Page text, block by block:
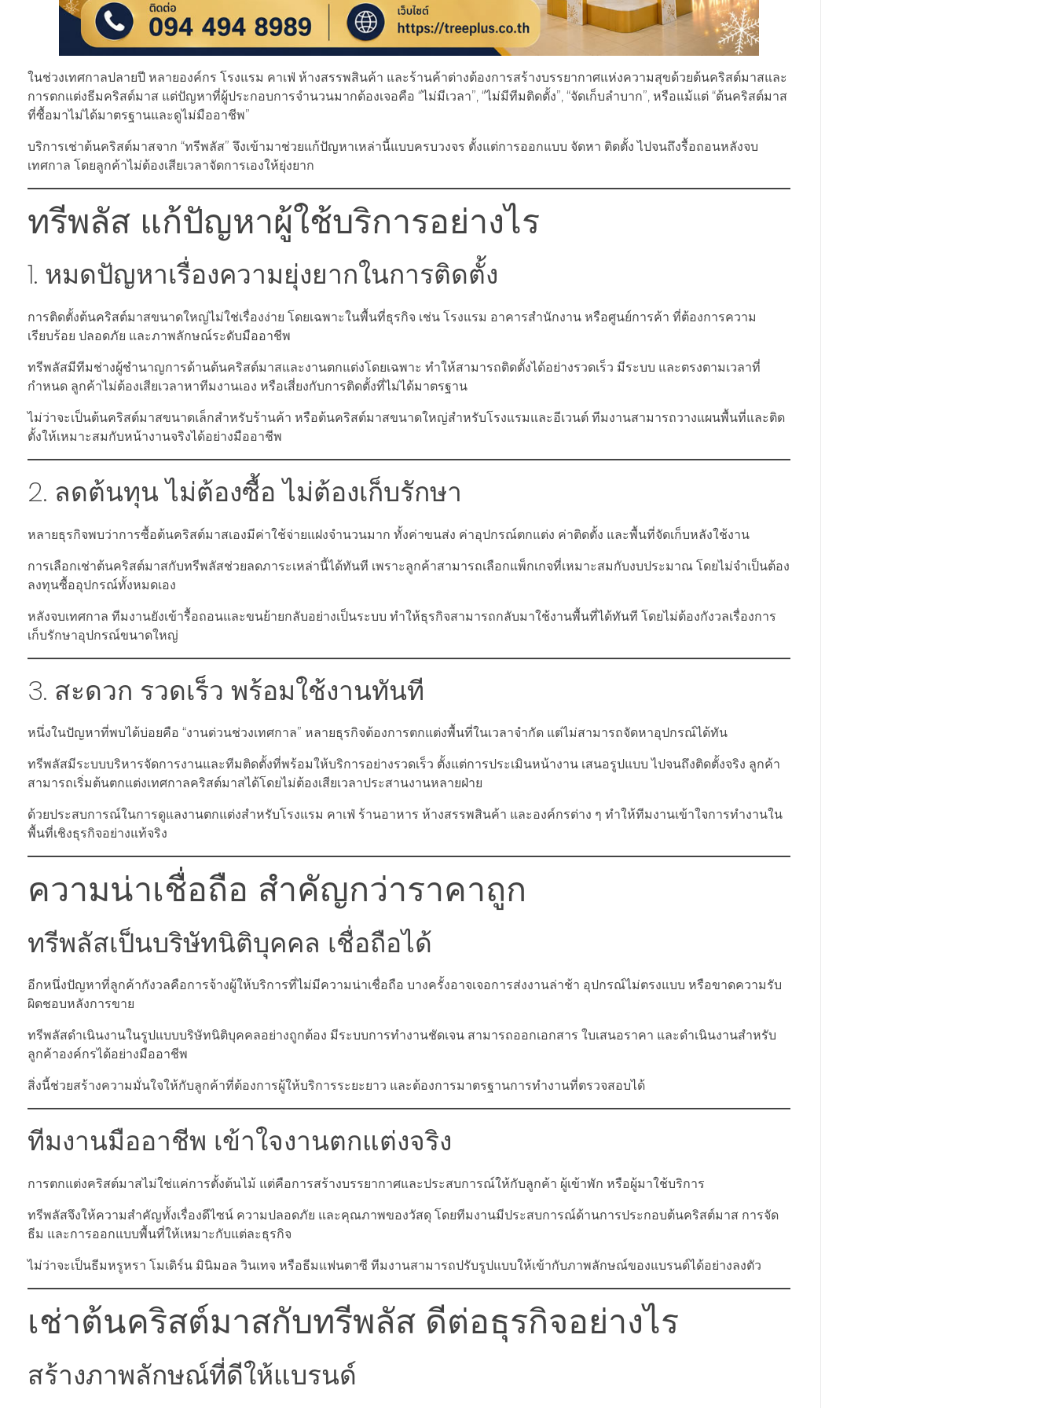
ในช่วงเทศกาลปลายปี หลายองค์กร โรงแรม คาเฟ่ ห้างสรรพสินค้า และร้านค้าต่างต้องการสร้างบรรยากาศแห่งความสุขด้วยต้นคริสต์มาสและ
การตกแต่งธีมคริสต์มาส แต่ปัญหาที่ผู้ประกอบการจำนวนมากต้องเจอคือ “ไม่มีเวลา”, “ไม่มีทีมติดตั้ง”, “จัดเก็บลำบาก”, หรือแม้แต่ “ต้นคริสต์มาส
ที่ซื้อมาไม่ได้มาตรฐานและดูไม่มืออาชีพ”
บริการเช่าต้นคริสต์มาสจาก “ทรีพลัส” จึงเข้ามาช่วยแก้ปัญหาเหล่านี้แบบครบวงจร ตั้งแต่การออกแบบ จัดหา ติดตั้ง ไปจนถึงรื้อถอนหลังจบ
เทศกาล โดยลูกค้าไม่ต้องเสียเวลาจัดการเองให้ยุ่งยาก
ทรีพลัส แก้ปัญหาผู้ใช้บริการอย่างไร
1. หมดปัญหาเรื่องความยุ่งยากในการติดตั้ง
การติดตั้งต้นคริสต์มาสขนาดใหญ่ไม่ใช่เรื่องง่าย โดยเฉพาะในพื้นที่ธุรกิจ เช่น โรงแรม อาคารสำนักงาน หรือศูนย์การค้า ที่ต้องการความ
เรียบร้อย ปลอดภัย และภาพลักษณ์ระดับมืออาชีพ
ทรีพลัสมีทีมช่างผู้ชำนาญการด้านต้นคริสต์มาสและงานตกแต่งโดยเฉพาะ ทำให้สามารถติดตั้งได้อย่างรวดเร็ว มีระบบ และตรงตามเวลาที่
กำหนด ลูกค้าไม่ต้องเสียเวลาหาทีมงานเอง หรือเสี่ยงกับการติดตั้งที่ไม่ได้มาตรฐาน
ไม่ว่าจะเป็นต้นคริสต์มาสขนาดเล็กสำหรับร้านค้า หรือต้นคริสต์มาสขนาดใหญ่สำหรับโรงแรมและอีเวนต์ ทีมงานสามารถวางแผนพื้นที่และติด
ตั้งให้เหมาะสมกับหน้างานจริงได้อย่างมืออาชีพ
2. ลดต้นทุน ไม่ต้องซื้อ ไม่ต้องเก็บรักษา
หลายธุรกิจพบว่าการซื้อต้นคริสต์มาสเองมีค่าใช้จ่ายแฝงจำนวนมาก ทั้งค่าขนส่ง ค่าอุปกรณ์ตกแต่ง ค่าติดตั้ง และพื้นที่จัดเก็บหลังใช้งาน
การเลือกเช่าต้นคริสต์มาสกับทรีพลัสช่วยลดภาระเหล่านี้ได้ทันที เพราะลูกค้าสามารถเลือกแพ็กเกจที่เหมาะสมกับงบประมาณ โดยไม่จำเป็นต้อง
ลงทุนซื้ออุปกรณ์ทั้งหมดเอง
หลังจบเทศกาล ทีมงานยังเข้ารื้อถอนและขนย้ายกลับอย่างเป็นระบบ ทำให้ธุรกิจสามารถกลับมาใช้งานพื้นที่ได้ทันที โดยไม่ต้องกังวลเรื่องการ
เก็บรักษาอุปกรณ์ขนาดใหญ่
3. สะดวก รวดเร็ว พร้อมใช้งานทันที
หนึ่งในปัญหาที่พบได้บ่อยคือ “งานด่วนช่วงเทศกาล” หลายธุรกิจต้องการตกแต่งพื้นที่ในเวลาจำกัด แต่ไม่สามารถจัดหาอุปกรณ์ได้ทัน
ทรีพลัสมีระบบบริหารจัดการงานและทีมติดตั้งที่พร้อมให้บริการอย่างรวดเร็ว ตั้งแต่การประเมินหน้างาน เสนอรูปแบบ ไปจนถึงติดตั้งจริง ลูกค้า
สามารถเริ่มต้นตกแต่งเทศกาลคริสต์มาสได้โดยไม่ต้องเสียเวลาประสานงานหลายฝ่าย
ด้วยประสบการณ์ในการดูแลงานตกแต่งสำหรับโรงแรม คาเฟ่ ร้านอาหาร ห้างสรรพสินค้า และองค์กรต่าง ๆ ทำให้ทีมงานเข้าใจการทำงานใน
พื้นที่เชิงธุรกิจอย่างแท้จริง
ความน่าเชื่อถือ สำคัญกว่าราคาถูก
ทรีพลัสเป็นบริษัทนิติบุคคล เชื่อถือได้
อีกหนึ่งปัญหาที่ลูกค้ากังวลคือการจ้างผู้ให้บริการที่ไม่มีความน่าเชื่อถือ บางครั้งอาจเจอการส่งงานล่าช้า อุปกรณ์ไม่ตรงแบบ หรือขาดความรับ
ผิดชอบหลังการขาย
ทรีพลัสดำเนินงานในรูปแบบบริษัทนิติบุคคลอย่างถูกต้อง มีระบบการทำงานชัดเจน สามารถออกเอกสาร ใบเสนอราคา และดำเนินงานสำหรับ
ลูกค้าองค์กรได้อย่างมืออาชีพ
สิ่งนี้ช่วยสร้างความมั่นใจให้กับลูกค้าที่ต้องการผู้ให้บริการระยะยาว และต้องการมาตรฐานการทำงานที่ตรวจสอบได้
ทีมงานมืออาชีพ เข้าใจงานตกแต่งจริง
การตกแต่งคริสต์มาสไม่ใช่แค่การตั้งต้นไม้ แต่คือการสร้างบรรยากาศและประสบการณ์ให้กับลูกค้า ผู้เข้าพัก หรือผู้มาใช้บริการ
ทรีพลัสจึงให้ความสำคัญทั้งเรื่องดีไซน์ ความปลอดภัย และคุณภาพของวัสดุ โดยทีมงานมีประสบการณ์ด้านการประกอบต้นคริสต์มาส การจัด
ธีม และการออกแบบพื้นที่ให้เหมาะกับแต่ละธุรกิจ
ไม่ว่าจะเป็นธีมหรูหรา โมเดิร์น มินิมอล วินเทจ หรือธีมแฟนตาซี ทีมงานสามารถปรับรูปแบบให้เข้ากับภาพลักษณ์ของแบรนด์ได้อย่างลงตัว
เช่าต้นคริสต์มาสกับทรีพลัส ดีต่อธุรกิจอย่างไร
สร้างภาพลักษณ์ที่ดีให้แบรนด์